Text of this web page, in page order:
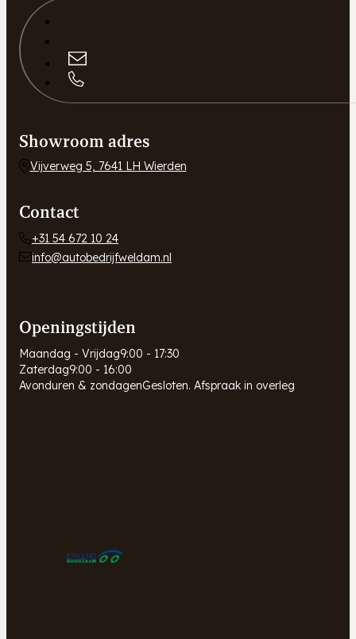
Showroom adres
Vijverweg 5, 7641 LH Wierden
Contact
+31 54 672 10 24
info@autobedrijfweldam.nl
Openingstijden
Maandag - Vrijdag9:00 - 17:30
Zaterdag9:00 - 16:00
Avonduren & zondagenGesloten. Afspraak in overleg